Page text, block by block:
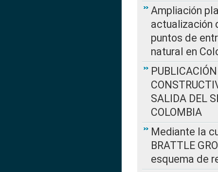
Ampliación
actualización
puntos de
natural en
SALIDA DEL
COLOMBIA
Mediante la
BRATTLE
esquema de